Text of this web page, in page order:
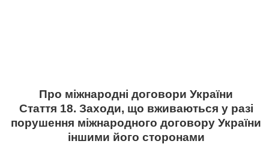
Про міжнародні договори України
Стаття 18. Заходи, що вживаються у разі
порушення міжнародного договору України
іншими його сторонами